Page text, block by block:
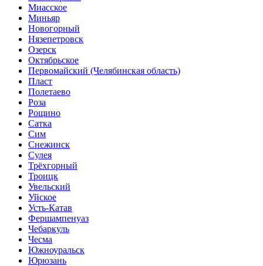
Миасское
Миньяр
Новогорный
Нязепетровск
Озерск
Октябрьское
Первомайский (Челябинская область)
Пласт
Полетаево
Роза
Рощино
Сатка
Сим
Снежинск
Сулея
Трёхгорный
Троицк
Увельский
Уйское
Усть-Катав
Фершампенуаз
Чебаркуль
Чесма
Южноуральск
Юрюзань